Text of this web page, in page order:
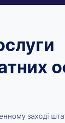
заході